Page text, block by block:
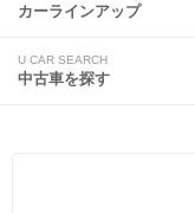
カーラインアップ
U CAR SEARCH
中古車を探す